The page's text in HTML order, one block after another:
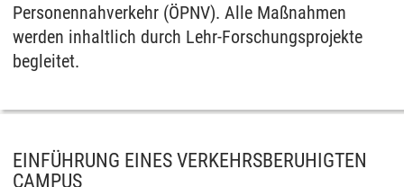
Personennahverkehr (ÖPNV). Alle Maßnahmen
werden inhaltlich durch Lehr-Forschungsprojekte
begleitet.
EINFÜHRUNG EINES VERKEHRSBERUHIGTEN
CAMPUS